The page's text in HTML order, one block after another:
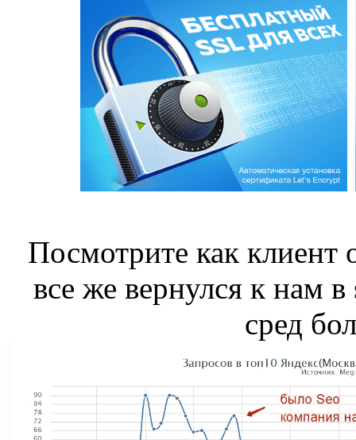
Посмотрите как клиент
все же вернулся к нам
сред